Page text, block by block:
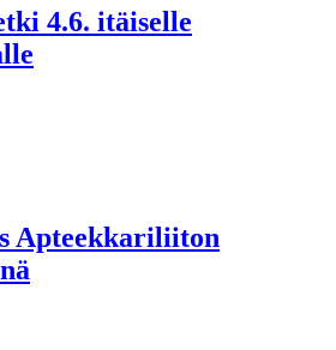
4.6. itäiselle
Apteekkariliiton